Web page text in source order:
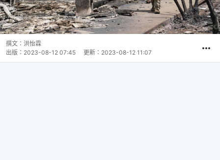
撰文： 洪怡霖
出版： 2023-08-12 07:45 更新： 2023-08-12 11:07